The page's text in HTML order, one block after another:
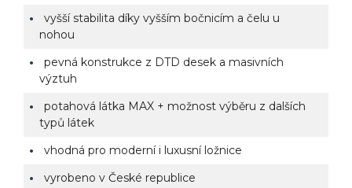
vyšší stabilita díky vyšším bočnicím a čelu u
nohou
pevná konstrukce z DTD desek a masivních
výztuh
potahová látka MAX + možnost výběru z dalších
typů látek
vhodná pro moderní i luxusní ložnice
vyrobeno v České republice